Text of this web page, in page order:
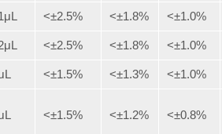
<±2.5% <±1.8% <±1.0%
<±2.5% <±1.8% <±1.0%
<±1.5% <±1.3% <±1.0%
<±1.5% <±1.2% <±0.8%